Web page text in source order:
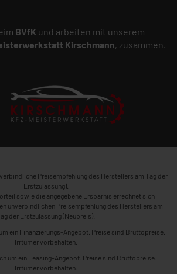
BVfK und arbeiten mit unserem
Kirschmann, zusammen.
Preisempfehlung des Herstellers am Tag der
Erstzulassung).
sowie die angegebene Ersparnis errechnet sich
unverbindlichen Preisempfehlung des Herstellers am
der Erstzulassung (Neupreis).
ein Finanzierungs-Angebot. Preise sind Bruttopreise.
Irrtümer vorbehalten.
um ein Leasing-Angebot. Preise sind Bruttopreise.
Irrtümer vorbehalten.